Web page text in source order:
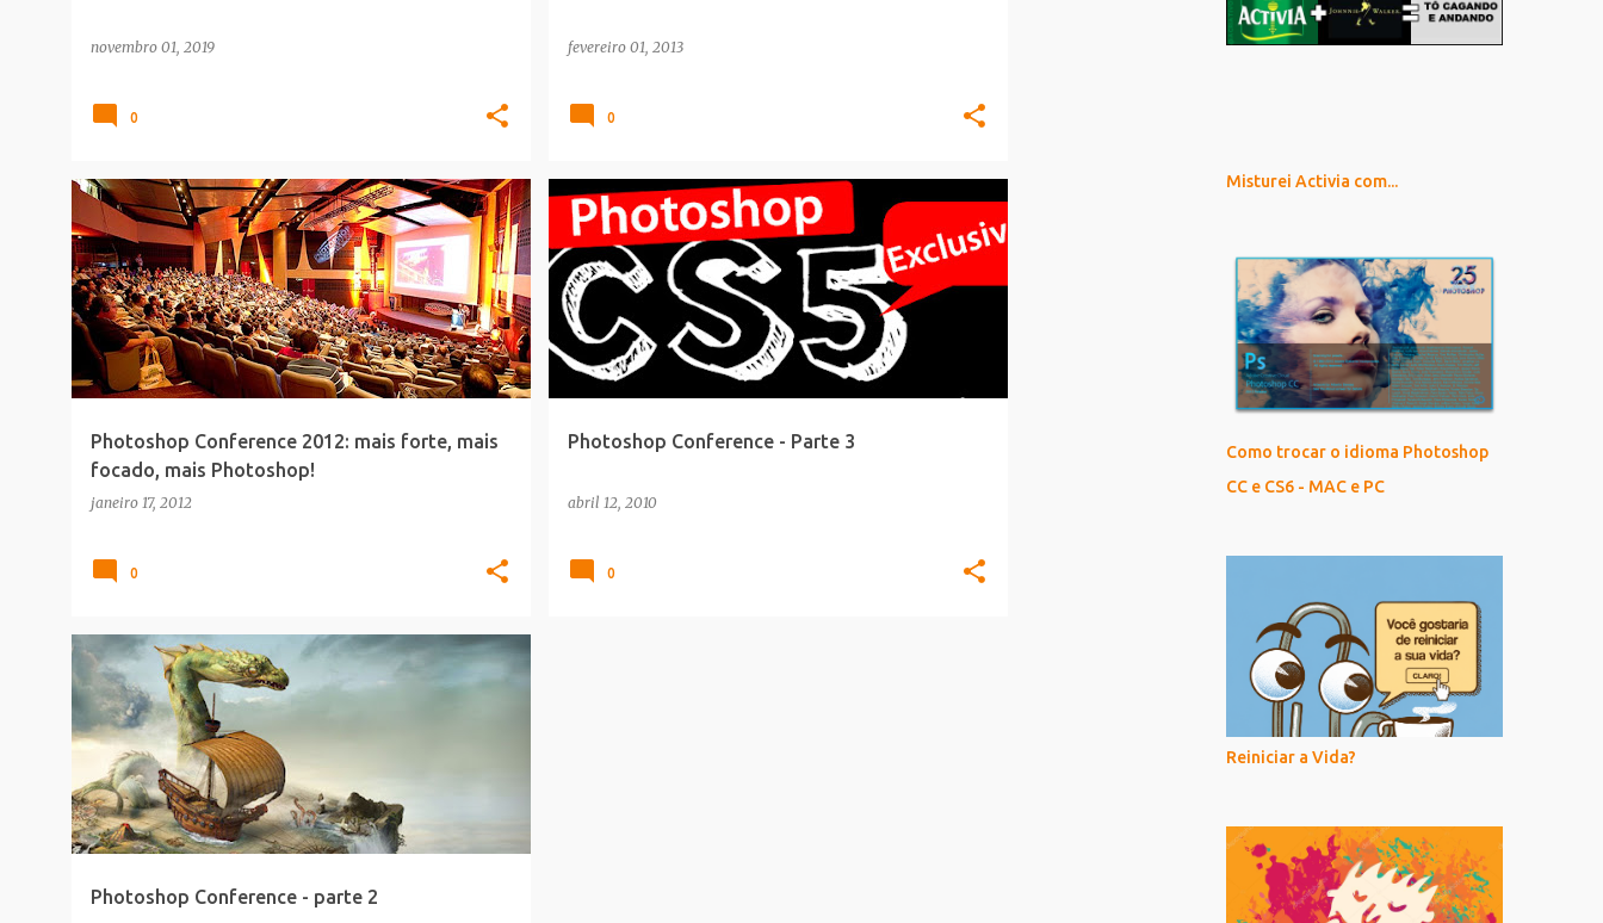
novembro 01, 2019
0
fevereiro 01, 2013
0
Photoshop Conference 2012: mais forte, mais
focado, mais Photoshop!
janeiro 17, 2012
ADOBE CONFERENCE POST_PATROCINADO
0
Photoshop Conference - Parte 3
abril 12, 2010
ADOBE CONFERENCE FOTOMONTAGEM
0
Photoshop Conference - parte 2
3D_ART ADOBE CONFERENCE
Misturei Activia com...
Como trocar o idioma Photoshop
CC e CS6 - MAC e PC
Reiniciar a Vida?